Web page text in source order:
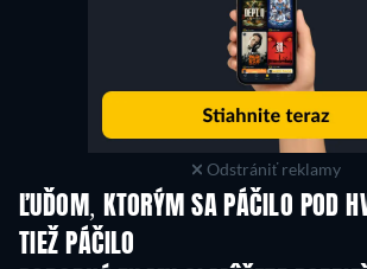
Odstrániť reklamy
ĽUĎOM, KTORÝM SA PÁČILO POD
TIEŽ PÁČILO